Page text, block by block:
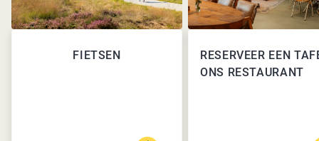
FIETSEN
RESERVEER EEN
ONS RESTAURANT